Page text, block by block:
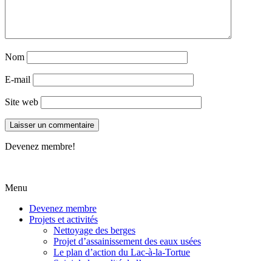
Nom
E-mail
Site web
Devenez membre!
Menu
Devenez membre
Projets et activités
Nettoyage des berges
Projet d’assainissement des eaux usées
Le plan d’action du Lac-à-la-Tortue